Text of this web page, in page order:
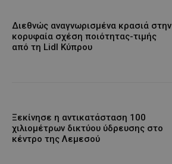
Διεθνώς αναγνωρισμένα κρασιά στην
κορυφαία σχέση ποιότητας-τιμής
από τη Lidl Κύπρου
Ξεκίνησε η αντικατάσταση 100
χιλιομέτρων δικτύου ύδρευσης στο
κέντρο της Λεμεσού